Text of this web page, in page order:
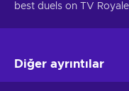
best duels on TV Royale
Diğer ayrıntılar